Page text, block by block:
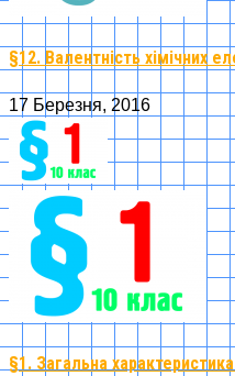
§12. Валентність хімічних
17 Березня, 2016
§1. Загальна